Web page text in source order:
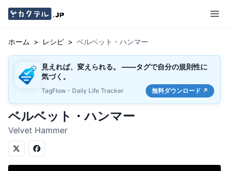
ホーム > レシピ > ベルベット・ハンマー
見えれば、変えられる。 ——タグで自分の規則性に
気づく。
TagFlow - Daily Life Tracker 無料ダウンロード ↗
ベルベット・ハンマー
Velvet Hammer